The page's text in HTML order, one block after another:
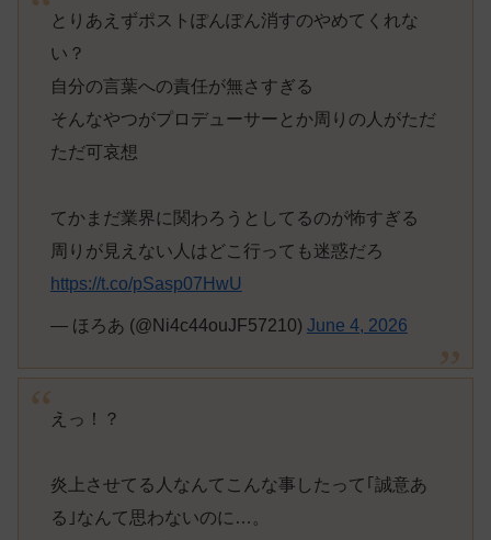
とりあえずポストぽんぽん消すのやめてくれな
い？
自分の言葉への責任が無さすぎる
そんなやつがプロデューサーとか周りの人がただ
ただ可哀想
てかまだ業界に関わろうとしてるのが怖すぎる
周りが見えない人はどこ行っても迷惑だろ
https://t.co/pSasp07HwU
— ほろあ (@Ni4c44ouJF57210) June 4, 2026
えっ！？
炎上させてる人なんてこんな事したって｢誠意あ
る｣なんて思わないのに…。